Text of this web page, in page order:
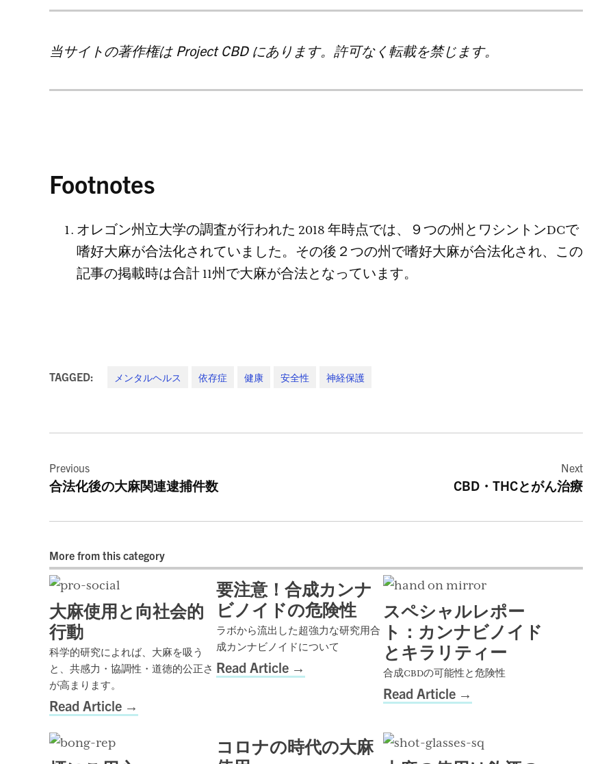
当サイトの著作権は Project CBDにあります。許可なく転載を禁じます。
Footnotes
オレゴン州立大学の調査が行われた 2018 年時点では、９つの州とワシントンDCで
嗜好大麻が合法化されていました。その後２つの州で嗜好大麻が合法化され、この
記事の掲載時は合計 11州で大麻が合法となっています。
TAGGED: メンタルヘルス 依存症 健康 安全性 神経保護
稿
ゲ
ー
シ
ョ
ン
Previous
合法化後の大麻関連逮捕件数
Next
CBD・THCとがん治療
More from this category
大麻使用と向社会的
行動
科学的研究によれば、大麻を吸う
と、共感力・協調性・道徳的公正さ
が高まります。
Read Article
要注意！合成カンナ
ビノイドの危険性
ラボから流出した超強力な研究用合
成カンナビノイドについて
Read Article
スペシャルレポー
ト：カンナビノイド
とキラリティー
合成CBDの可能性と危険性
Read Article
コロナの時代の大麻